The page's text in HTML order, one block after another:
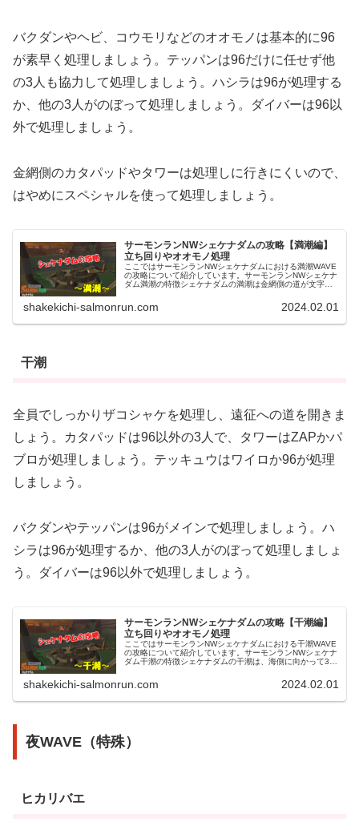
バクダンやヘビ、コウモリなどのオオモノは基本的に96
が素早く処理しましょう。テッパンは96だけに任せず他
の3人も協力して処理しましょう。ハシラは96が処理する
か、他の3人がのぼって処理しましょう。ダイバーは96以
外で処理しましょう。
金網側のカタパッドやタワーは処理しに行きにくいので、
はやめにスペシャルを使って処理しましょう。
サーモンランNWシェケナダムの攻略【満潮編】
立ち回りやオオモノ処理
ここではサーモンランNWシェケナダムにおける満潮WAVE
の攻略について紹介しています。サーモンランNWシェケナ
ダム満潮の特徴シェケナダムの満潮は金網側の道が文字通
shakekichi-salmonrun.com 2024.02.01
干潮
全員でしっかりザコシャケを処理し、遠征への道を開きま
しょう。カタパッドは96以外の3人で、タワーはZAPかパ
ブロが処理しましょう。テッキュウはワイロか96が処理
しましょう。
バクダンやテッパンは96がメインで処理しましょう。ハ
シラは96が処理するか、他の3人がのぼって処理しましょ
う。ダイバーは96以外で処理しましょう。
サーモンランNWシェケナダムの攻略【干潮編】
立ち回りやオオモノ処理
ここではサーモンランNWシェケナダムにおける干潮WAVE
の攻略について紹介しています。サーモンランNWシェケナ
ダム干潮の特徴シェケナダムの干潮は、海側に向かって3方
shakekichi-salmonrun.com 2024.02.01
夜WAVE（特殊）
ヒカリバエ